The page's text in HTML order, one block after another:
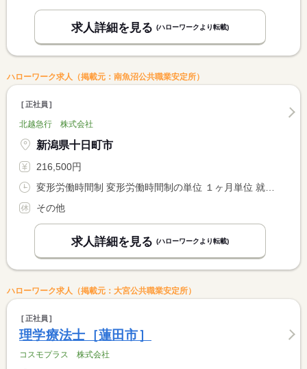
求人詳細を見る (ハローワークより転載)
ハローワーク求人（掲載元：南魚沼公共職業安定所）
正社員
北越急行 株式会社
新潟県十日町市
216,500円
その他
求人詳細を見る (ハローワークより転載)
ハローワーク求人（掲載元：大宮公共職業安定所）
正社員
理学療法士［蓮田市］
コスモプラス 株式会社